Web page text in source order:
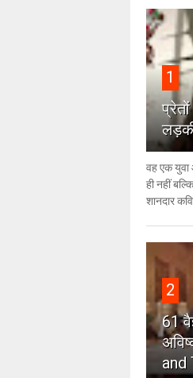
1
वह एक
ही नहीं
शानदार
2
61
and